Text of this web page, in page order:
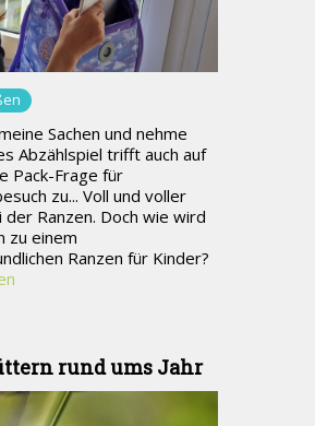
Sachen und nehme
Abzählspiel trifft auch auf
Pack-Frage für
zu... Voll und voller
Ranzen. Doch wie wird
zu einem
Ranzen für Kinder?
rund ums Jahr